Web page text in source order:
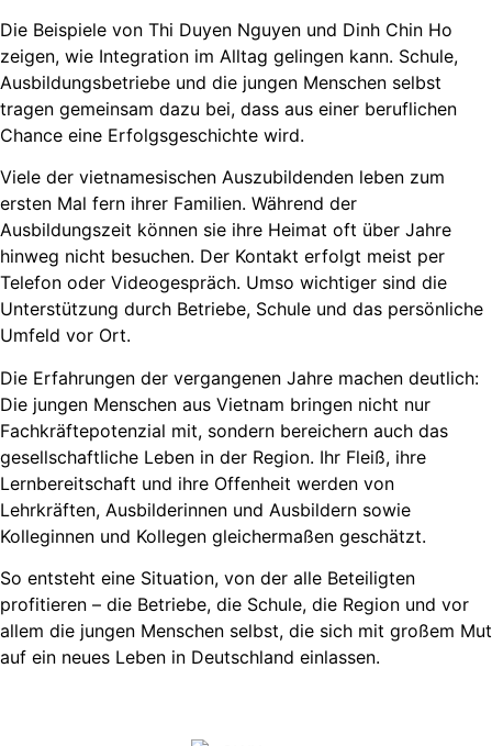
Die Beispiele von Thi Duyen Nguyen und Dinh Chin Ho
zeigen, wie Integration im Alltag gelingen kann. Schule,
Ausbildungsbetriebe und die jungen Menschen selbst
tragen gemeinsam dazu bei, dass aus einer beruflichen
Chance eine Erfolgsgeschichte wird.
Viele der vietnamesischen Auszubildenden leben zum
ersten Mal fern ihrer Familien. Während der
Ausbildungszeit können sie ihre Heimat oft über Jahre
hinweg nicht besuchen. Der Kontakt erfolgt meist per
Telefon oder Videogespräch. Umso wichtiger sind die
Unterstützung durch Betriebe, Schule und das persönliche
Umfeld vor Ort.
Die Erfahrungen der vergangenen Jahre machen deutlich:
Die jungen Menschen aus Vietnam bringen nicht nur
Fachkräftepotenzial mit, sondern bereichern auch das
gesellschaftliche Leben in der Region. Ihr Fleiß, ihre
Lernbereitschaft und ihre Offenheit werden von
Lehrkräften, Ausbilderinnen und Ausbildern sowie
Kolleginnen und Kollegen gleichermaßen geschätzt.
So entsteht eine Situation, von der alle Beteiligten
profitieren – die Betriebe, die Schule, die Region und vor
allem die jungen Menschen selbst, die sich mit großem Mut
auf ein neues Leben in Deutschland einlassen.